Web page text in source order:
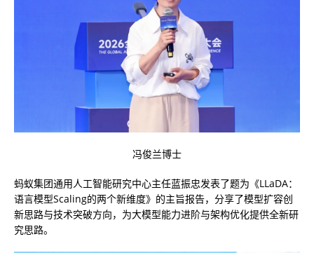
冯俊兰博士
蚂蚁集团通用人工智能研究中心主任蓝振忠发表了题为《LLaDA：
语言模型Scaling的两个新维度》的主旨报告，分享了模型扩容创
新思路与技术突破方向，为大模型能力进阶与架构优化提供全新研
究思路。